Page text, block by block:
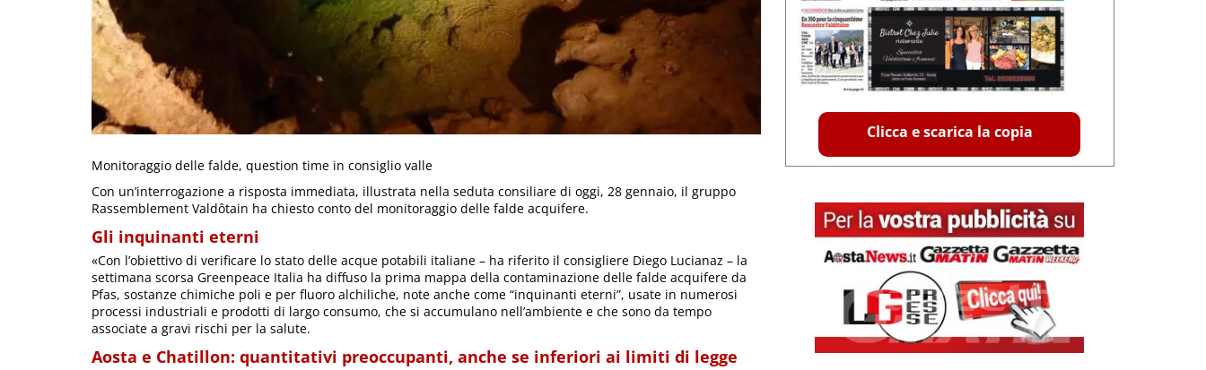
Monitoraggio delle falde, question time in consiglio valle
Con un’interrogazione a risposta immediata, illustrata nella seduta consiliare di oggi, 28 gennaio, il gruppo
Rassemblement Valdôtain ha chiesto conto del monitoraggio delle falde acquifere.
Gli inquinanti eterni
«Con l’obiettivo di verificare lo stato delle acque potabili italiane – ha riferito il consigliere Diego Lucianaz – la
settimana scorsa Greenpeace Italia ha diffuso la prima mappa della contaminazione delle falde acquifere da
Pfas, sostanze chimiche poli e per fluoro alchiliche, note anche come “inquinanti eterni”, usate in numerosi
processi industriali e prodotti di largo consumo, che si accumulano nell’ambiente e che sono da tempo
associate a gravi rischi per la salute.
Aosta e Chatillon: quantitativi preoccupanti, anche se inferiori ai limiti di legge
Clicca e scarica la copia